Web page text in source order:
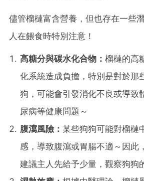
儘管榴槤富含營養，但也存在一些
人在餵食時特別注意！
高糖分與碳水化合物： 榴槤的高
化系統造成負擔，特別是對於那
狗，可能會引發消化不良或導致
尿病等健康問題～
腹瀉風險： 某些狗狗可能對榴槤
感，導致腹瀉或胃腸不適～因此
建議主人先給予少量，觀察狗狗